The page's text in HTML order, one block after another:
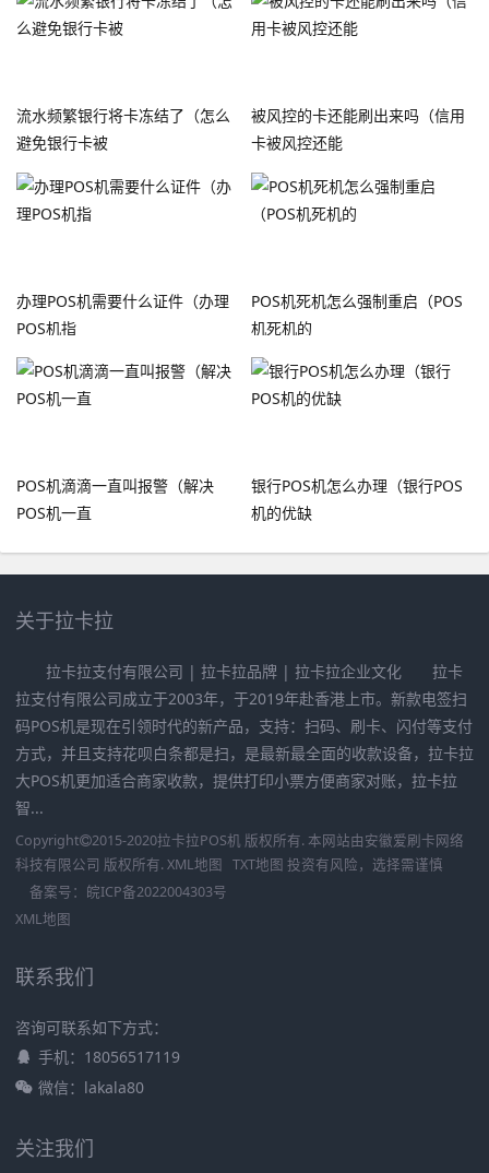
流水频繁银行将卡冻结了（怎么
避免银行卡被
被风控的卡还能刷出来吗（信用
卡被风控还能
办理POS机需要什么证件（办理
POS机指
POS机死机怎么强制重启（POS
机死机的
POS机滴滴一直叫报警（解决
POS机一直
银行POS机怎么办理（银行POS
机的优缺
关于拉卡拉
拉卡拉支付有限公司 | 拉卡拉品牌 | 拉卡拉企业文化 拉卡
拉支付有限公司成立于2003年，于2019年赴香港上市。新款电签扫
码POS机是现在引领时代的新产品，支持：扫码、刷卡、闪付等支付
方式，并且支持花呗白条都是扫，是最新最全面的收款设备，拉卡拉
大POS机更加适合商家收款，提供打印小票方便商家对账，拉卡拉
智...
Copyright 2015-2020拉卡拉POS机 版权所有. 本网站由安徽爱刷卡网络
科技有限公司 版权所有. XML地图 TXT地图 投资有风险，选择需谨慎
备案号： 皖ICP备2022004303号
XML地图
联系我们
咨询可联系如下方式：
手机：18056517119
微信：lakala80
关注我们